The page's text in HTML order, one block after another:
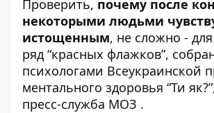
Проверить, почему после
некоторыми людьми
истощенным, не сложно - для
ряд “красных флажков”,
психологами Всеукраинской
ментального здоровья “Ти
пресс-служба МОЗ .